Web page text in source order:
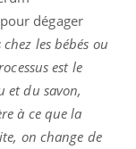
dégager
les bébés ou
est le
et du savon,
à ce que la
on change de